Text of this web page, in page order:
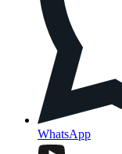
WhatsApp